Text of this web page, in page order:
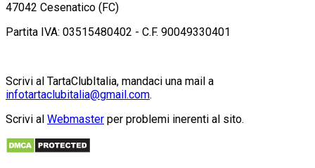
47042 Cesenatico (FC)
Partita IVA: 03515480402 - C.F. 90049330401
Scrivi al TartaClubItalia, mandaci una mail a
infotartaclubitalia@gmail.com.
Scrivi al Webmaster per problemi inerenti al sito.